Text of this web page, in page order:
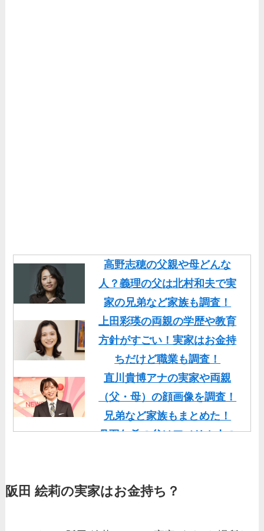
高野志穂の父親や母どんな
人？義理の父は北村和夫で実
家の兄弟など家族も調査！
上田彩瑛の両親の学歴や教育
方針がすごい！実家はお金持
ちだけど職業も調査！
直川貴博アナの実家や両親
（父・母）の顔画像を調査！
兄弟など家族もまとめた！
丹羽仁希の父はアメリカ人の
基俊介の実家はお金持ち？兄
阪田 絵莉の実家はお金持ち？